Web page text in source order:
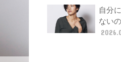
自分
ない